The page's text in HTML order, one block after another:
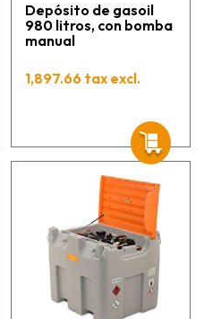
Depósito de gasoil
980 litros, con bomba
manual
1,897.66 tax excl.